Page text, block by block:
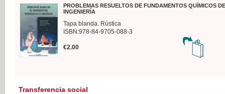
PROBLEMAS RESUELTOS DE FUNDAMENTOS QUÍMICOS
INGENIERÍA
Tapa blanda. Rústica
ISBN:978-84-9705-088-3
€2.00
Transferencia social